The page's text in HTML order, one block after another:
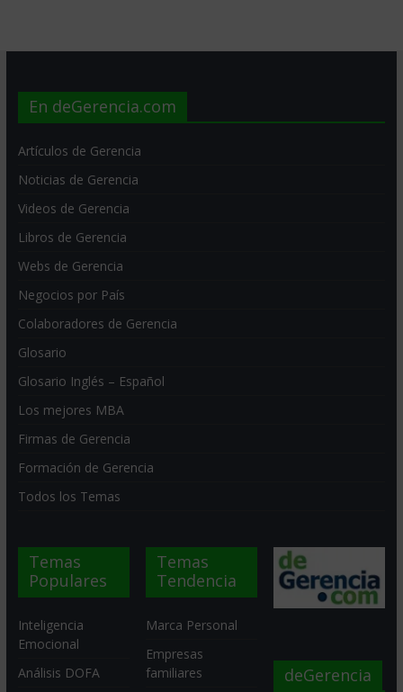
En deGerencia.com
Artículos de Gerencia
Noticias de Gerencia
Videos de Gerencia
Libros de Gerencia
Webs de Gerencia
Negocios por País
Colaboradores de Gerencia
Glosario
Glosario Inglés – Español
Los mejores MBA
Firmas de Gerencia
Formación de Gerencia
Todos los Temas
Temas
Populares
Inteligencia
Emocional
Análisis DOFA
Temas
Tendencia
Marca Personal
Empresas
familiares
deGerencia